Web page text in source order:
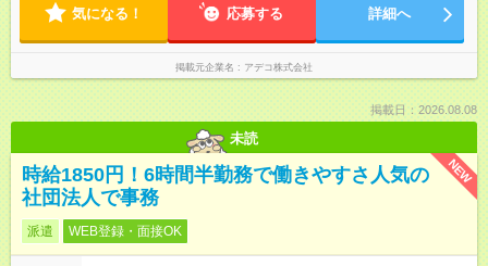
気になる！ 応募する 詳細へ
掲載元企業名 アデコ株式会社
掲載日：2026.08.08
未読
NEW
時給1850円！6時間半勤務で働きやすさ人気の
社団法人で事務
派遣 WEB登録・面接OK